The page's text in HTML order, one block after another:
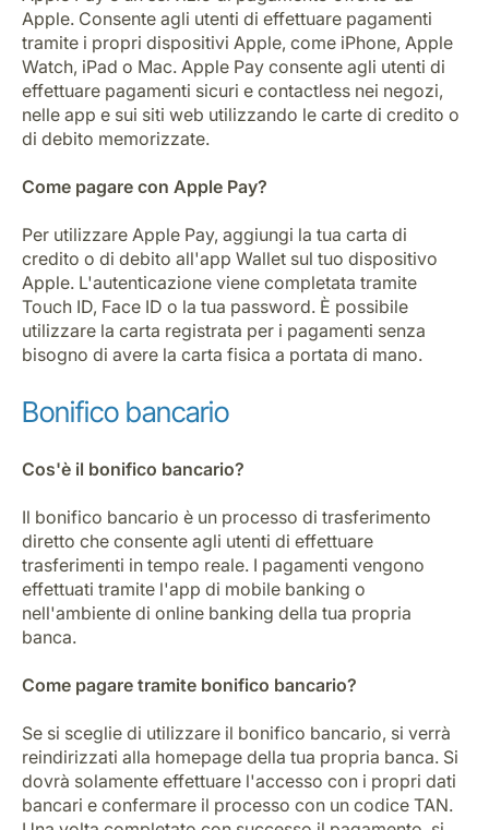
Apple. Consente agli utenti di effettuare pagamenti
tramite i propri dispositivi Apple, come iPhone, Apple
Watch, iPad o Mac. Apple Pay consente agli utenti di
effettuare pagamenti sicuri e contactless nei negozi,
nelle app e sui siti web utilizzando le carte di credito o
di debito memorizzate.
Come pagare con Apple Pay?
Per utilizzare Apple Pay, aggiungi la tua carta di
credito o di debito all'app Wallet sul tuo dispositivo
Apple. L'autenticazione viene completata tramite
Touch ID, Face ID o la tua password. È possibile
utilizzare la carta registrata per i pagamenti senza
bisogno di avere la carta fisica a portata di mano.
Bonifico bancario
Cos'è il bonifico bancario?
Il bonifico bancario è un processo di trasferimento
diretto che consente agli utenti di effettuare
trasferimenti in tempo reale. I pagamenti vengono
effettuati tramite l'app di mobile banking o
nell'ambiente di online banking della tua propria
banca.
Come pagare tramite bonifico bancario?
Se si sceglie di utilizzare il bonifico bancario, si verrà
reindirizzati alla homepage della tua propria banca. Si
dovrà solamente effettuare l'accesso con i propri dati
bancari e confermare il processo con un codice TAN.